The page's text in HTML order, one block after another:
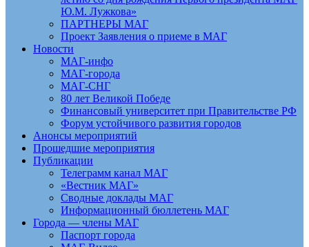
Ю.М. Лужкова»
ПАРТНЕРЫ МАГ
Проект Заявления о приеме в МАГ
Новости
МАГ-инфо
МАГ-города
МАГ-СНГ
80 лет Великой Победе
Финансовый университет при Правительстве РФ
Форум устойчивого развития городов
Анонсы мероприятий
Прошедшие мероприятия
Публикации
Телеграмм канал МАГ
«Вестник МАГ»
Сводные доклады МАГ
Информационный бюллетень МАГ
Города — члены МАГ
Паспорт города